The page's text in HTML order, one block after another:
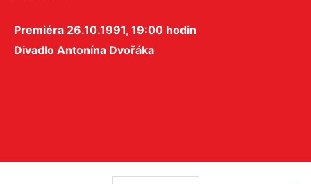
Premiéra 26.10.1991, 19:00 hodin
Divadlo Antonína Dvořáka